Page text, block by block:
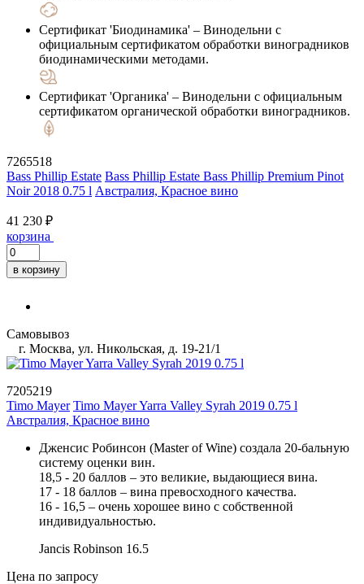
Сертификат 'Биодинамика' – Винодельни с
официальным сертификатом обработки виноградников
биодинамическими методами.
Сертификат 'Органика' – Винодельни с официальным
сертификатом органической обработки виноградников.
7265518
Bass Phillip Estate Bass Phillip Estate Bass Phillip Premium Pinot
Noir 2018 0.75 l Австралия, Красное вино
41 230 ₽
корзина
в корзину
Самовывоз
г. Москва, ул. Никольская, д. 19-21/1
7205219
Timo Mayer Timo Mayer Yarra Valley Syrah 2019 0.75 l
Австралия, Красное вино
Дженсис Робинсон (Master of Wine) создала 20-бальную
систему оценки вин.
18,5 - 20 баллов – это великие, выдающиеся вина.
17 - 18 баллов – вина превосходного качества.
16 - 16,5 – очень хорошее вино с собственной
индивидуальностью.
Jancis Robinson 16.5
Цена по запросу